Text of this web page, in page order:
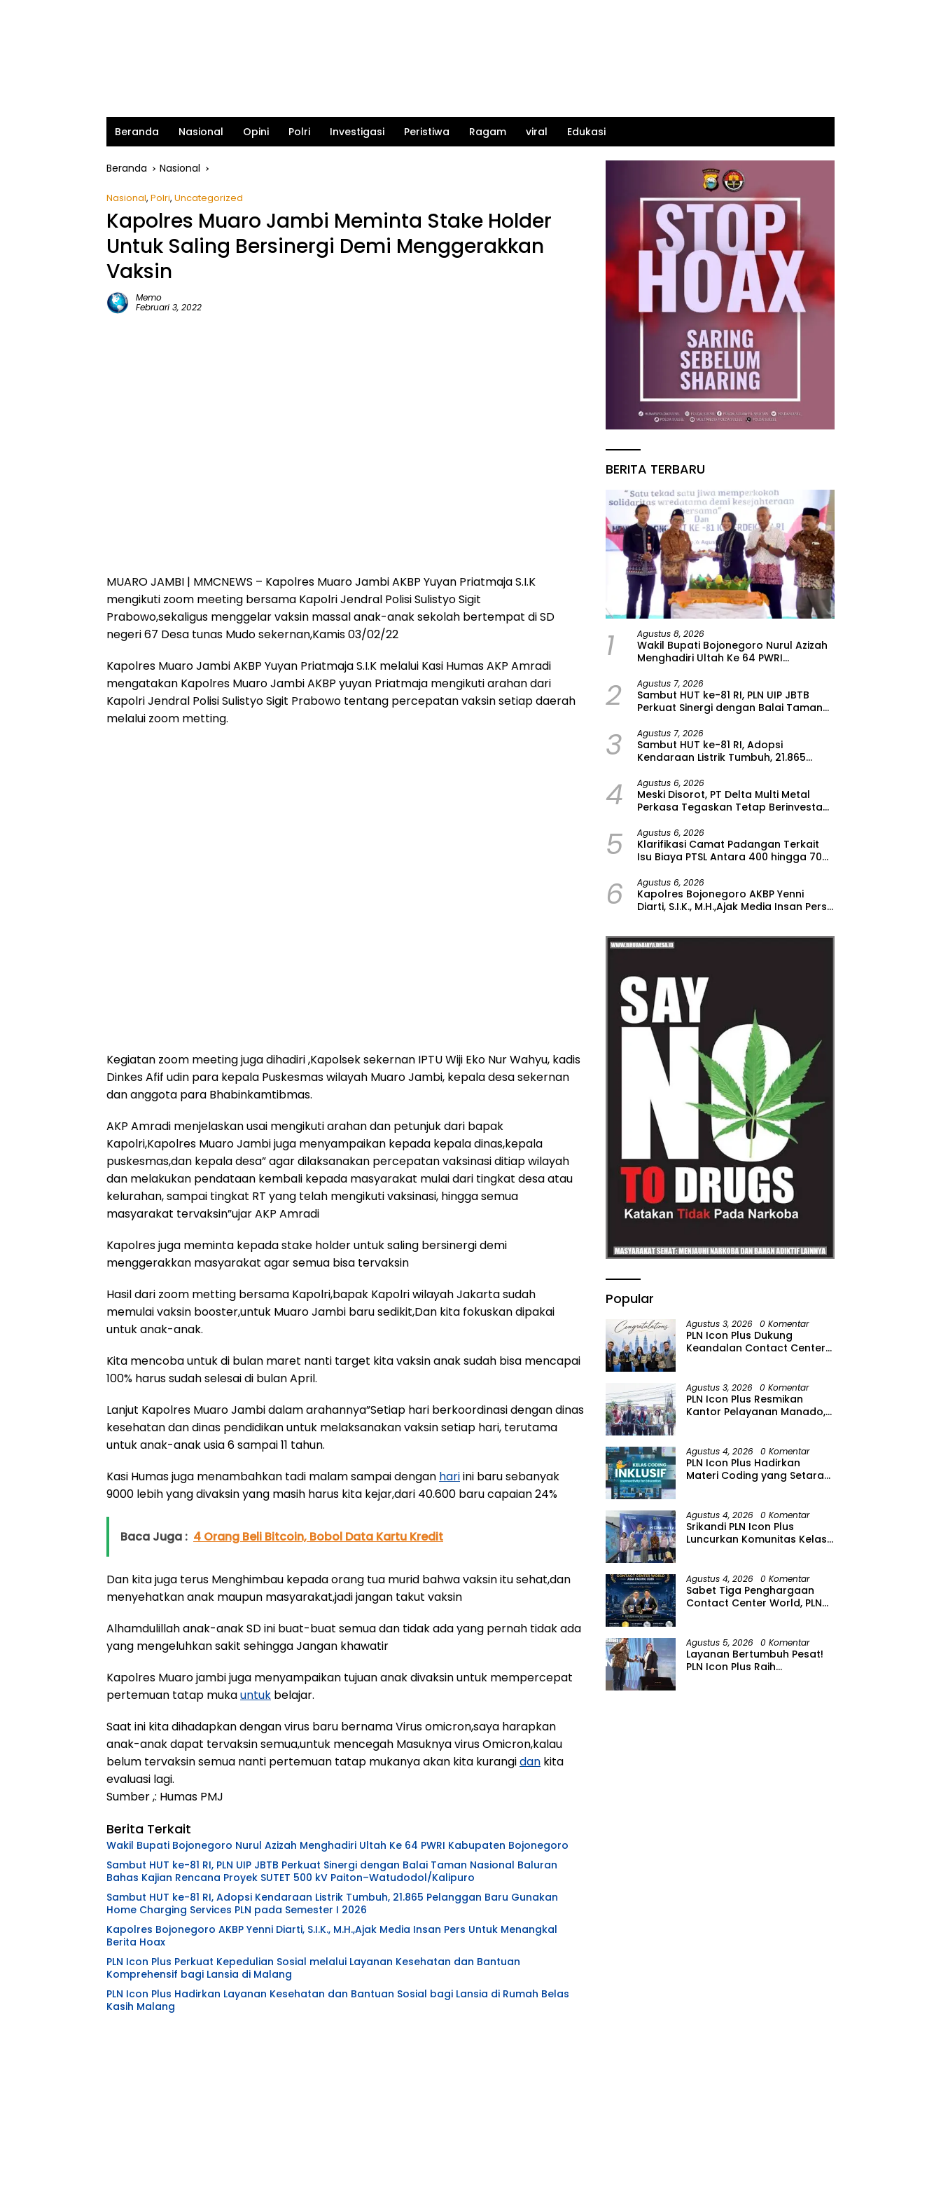
Beranda Nasional Opini Polri Investigasi Peristiwa Ragam viral Edukasi
Beranda Nasional
Nasional, Polri, Uncategorized
Kapolres Muaro Jambi Meminta Stake Holder
Untuk Saling Bersinergi Demi Menggerakkan
Vaksin
Memo
Februari 3, 2022
MUARO JAMBI | MMCNEWS – Kapolres Muaro Jambi AKBP Yuyan Priatmaja S.I.K
mengikuti zoom meeting bersama Kapolri Jendral Polisi Sulistyo Sigit
Prabowo,sekaligus menggelar vaksin massal anak-anak sekolah bertempat di SD
negeri 67 Desa tunas Mudo sekernan,Kamis 03/02/22
Kapolres Muaro Jambi AKBP Yuyan Priatmaja S.I.K melalui Kasi Humas AKP Amradi
mengatakan Kapolres Muaro Jambi AKBP yuyan Priatmaja mengikuti arahan dari
Kapolri Jendral Polisi Sulistyo Sigit Prabowo tentang percepatan vaksin setiap daerah
melalui zoom metting.
Kegiatan zoom meeting juga dihadiri ,Kapolsek sekernan IPTU Wiji Eko Nur Wahyu, kadis
Dinkes Afif udin para kepala Puskesmas wilayah Muaro Jambi, kepala desa sekernan
dan anggota para Bhabinkamtibmas.
AKP Amradi menjelaskan usai mengikuti arahan dan petunjuk dari bapak
Kapolri,Kapolres Muaro Jambi juga menyampaikan kepada kepala dinas,kepala
puskesmas,dan kepala desa” agar dilaksanakan percepatan vaksinasi ditiap wilayah
dan melakukan pendataan kembali kepada masyarakat mulai dari tingkat desa atau
kelurahan, sampai tingkat RT yang telah mengikuti vaksinasi, hingga semua
masyarakat tervaksin”ujar AKP Amradi
Kapolres juga meminta kepada stake holder untuk saling bersinergi demi
menggerakkan masyarakat agar semua bisa tervaksin
Hasil dari zoom metting bersama Kapolri,bapak Kapolri wilayah Jakarta sudah
memulai vaksin booster,untuk Muaro Jambi baru sedikit,Dan kita fokuskan dipakai
untuk anak-anak.
Kita mencoba untuk di bulan maret nanti target kita vaksin anak sudah bisa mencapai
100% harus sudah selesai di bulan April.
Lanjut Kapolres Muaro Jambi dalam arahannya”Setiap hari berkoordinasi dengan dinas
kesehatan dan dinas pendidikan untuk melaksanakan vaksin setiap hari, terutama
untuk anak-anak usia 6 sampai 11 tahun.
Kasi Humas juga menambahkan tadi malam sampai dengan hariini baru sebanyak
9000 lebih yang divaksin yang masih harus kita kejar,dari 40.600 baru capaian 24%
Baca Juga : 4 Orang Beli Bitcoin, Bobol Data Kartu Kredit
Dan kita juga terus Menghimbau kepada orang tua murid bahwa vaksin itu sehat,dan
menyehatkan anak maupun masyarakat,jadi jangan takut vaksin
Alhamdulillah anak-anak SD ini buat-buat semua dan tidak ada yang pernah tidak ada
yang mengeluhkan sakit sehingga Jangan khawatir
Kapolres Muaro jambi juga menyampaikan tujuan anak divaksin untuk mempercepat
pertemuan tatap mukauntuk belajar.
Saat ini kita dihadapkan dengan virus baru bernama Virus omicron,saya harapkan
anak-anak dapat tervaksin semua,untuk mencegah Masuknya virus Omicron,kalau
belum tervaksin semua nanti pertemuan tatap mukanya akan kita kurangidan kita
evaluasi lagi.
Sumber ,: Humas PMJ
Berita Terkait
Wakil Bupati Bojonegoro Nurul Azizah Menghadiri Ultah Ke 64 PWRI Kabupaten Bojonegoro
Sambut HUT ke-81 RI, PLN UIP JBTB Perkuat Sinergi dengan Balai Taman Nasional Baluran
Bahas Kajian Rencana Proyek SUTET 500 kV Paiton–Watudodol/Kalipuro
Sambut HUT ke-81 RI, Adopsi Kendaraan Listrik Tumbuh, 21.865 Pelanggan Baru Gunakan
Home Charging Services PLN pada Semester I 2026
Kapolres Bojonegoro AKBP Yenni Diarti, S.I.K., M.H.,Ajak Media Insan Pers Untuk Menangkal
Berita Hoax
PLN Icon Plus Perkuat Kepedulian Sosial melalui Layanan Kesehatan dan Bantuan
Komprehensif bagi Lansia di Malang
PLN Icon Plus Hadirkan Layanan Kesehatan dan Bantuan Sosial bagi Lansia di Rumah Belas
Kasih Malang
BERITA TERBARU
1 Agustus 8, 2026
Wakil Bupati Bojonegoro Nurul Azizah
Menghadiri Ultah Ke 64 PWRI
2 Agustus 7, 2026
Sambut HUT ke-81 RI, PLN UIP JBTB
Perkuat Sinergi dengan Balai Taman
Rencana Proyek SUTET 500 kV Paiton–
Watudodol/Kalipuro
3 Agustus 7, 2026
Sambut HUT ke-81 RI, Adopsi
Kendaraan Listrik Tumbuh, 21.865
Charging Services PLN pada Semester
I 2026
4 Agustus 6, 2026
Meski Disorot, PT Delta Multi Metal
Perkasa Tegaskan Tetap Berinvestasi
5 Agustus 6, 2026
Klarifikasi Camat Padangan Terkait
Isu Biaya PTSL Antara 400 hingga 700
6 Agustus 6, 2026
Kapolres Bojonegoro AKBP Yenni
Diarti, S.I.K., M.H.,Ajak Media Insan Pers
Popular
Agustus 3, 2026 0 Komentar
PLN Icon Plus Dukung
Keandalan Contact Center
Agustus 3, 2026 0 Komentar
PLN Icon Plus Resmikan
Kantor Pelayanan Manado,
Agustus 4, 2026 0 Komentar
PLN Icon Plus Hadirkan
Materi Coding yang Setara
Agustus 4, 2026 0 Komentar
Srikandi PLN Icon Plus
Luncurkan Komunitas Kelas
Agustus 4, 2026 0 Komentar
Sabet Tiga Penghargaan
Contact Center World, PLN
Center ICONNET
Agustus 5, 2026 0 Komentar
Layanan Bertumbuh Pesat!
PLN Icon Plus Raih